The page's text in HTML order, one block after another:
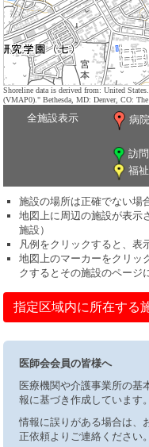
Shoreline data is derived from: United
(VMAP0)." Bethesda, MD: Denver, CO:
全施設表示 病院
訪
福
施設の場所は正確でない場
地図上に周辺の施設が表示
施設）
凡例をクリックすると、表
地図上のマーカーをクリッ
クするとその施設のページ
指定区域内に所在する
医師会会員の皆様へ
医療機関や介護事業所の基
報に基づき作成しています。
情報に誤りがある場合は、
正依頼よりご連絡ください。